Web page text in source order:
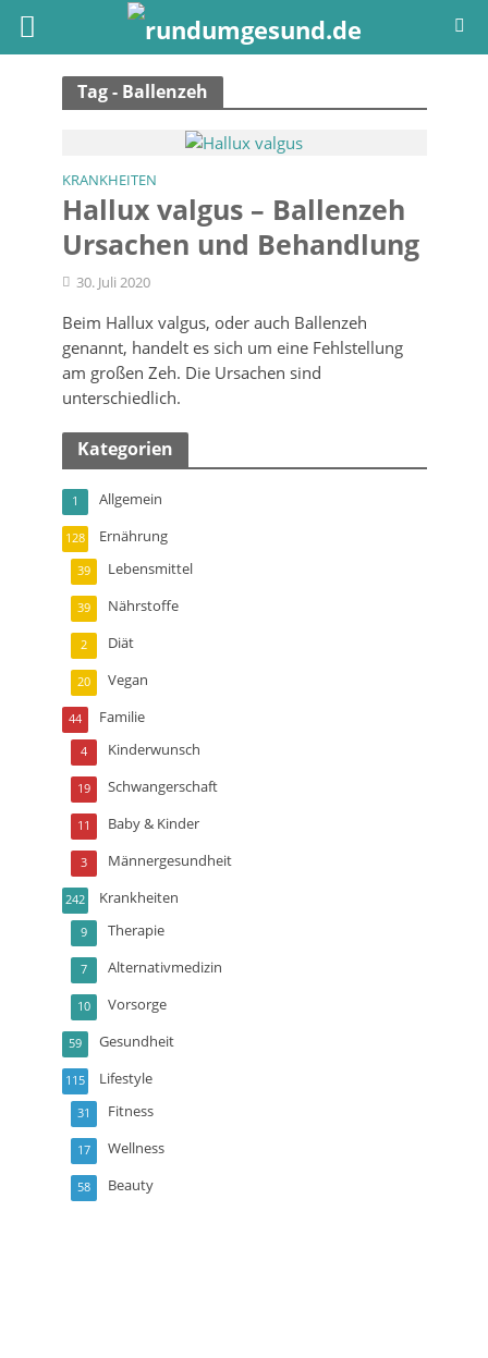
Tag - Ballenzeh
KRANKHEITEN
Hallux valgus – Ballenzeh
Ursachen und Behandlung
30. Juli 2020
Beim Hallux valgus, oder auch Ballenzeh
genannt, handelt es sich um eine Fehlstellung
am großen Zeh. Die Ursachen sind
unterschiedlich.
Kategorien
Allgemein
1
Ernährung
128
Lebensmittel
39
Nährstoffe
39
Diät
2
Vegan
20
Familie
44
Kinderwunsch
4
Schwangerschaft
19
Baby & Kinder
11
Männergesundheit
3
Krankheiten
242
Therapie
9
Alternativmedizin
7
Vorsorge
10
Gesundheit
59
Lifestyle
115
Fitness
31
Wellness
17
Beauty
58